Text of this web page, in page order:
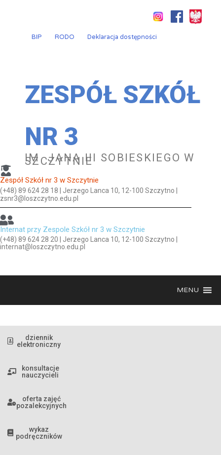
BIP
RODO Deklaracja dostępności
ZESPÓŁ SZKÓŁ
NR 3
IM. JANA III SOBIESKIEGO W
SZCZYTNIE
Zespół Szkół nr 3 w Szczytnie
(+48) 89 624 28 18 | Jerzego Lanca 10, 12-100 Szczytno |
zsnr3@loszczytno.edu.pl
Internat przy Zespole Szkół nr 3 w Szczytnie
(+48) 89 624 28 20 | Jerzego Lanca 10, 12-100 Szczytno |
internat@loszczytno.edu.pl
MENU
dziennik
elektroniczny
konsultacje
nauczycieli
oferta zajęć
pozalekcyjnych
wykaz
podręczników